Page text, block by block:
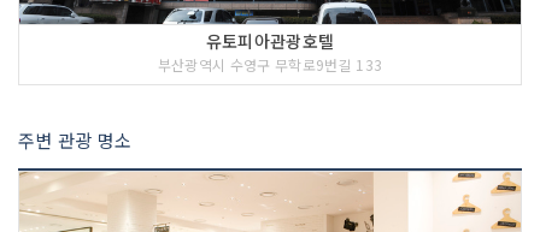
유토피아관광호텔
부산광역시 수영구 무학로9번길 133
주변 관광 명소